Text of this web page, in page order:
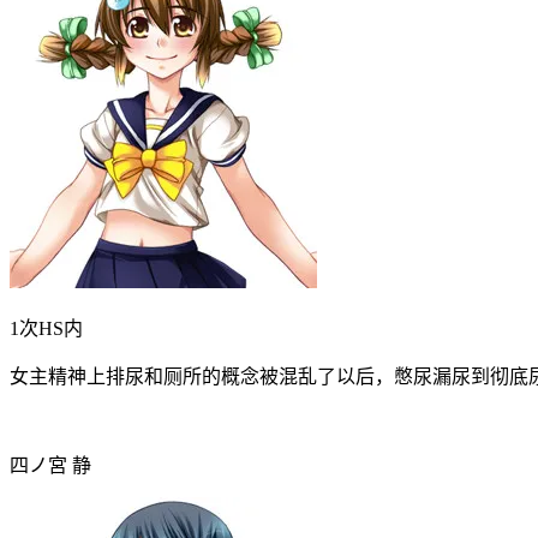
1次HS内
女主精神上排尿和厕所的概念被混乱了以后，憋尿漏尿到彻底
四ノ宮 静